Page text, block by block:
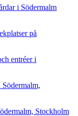
i Södermalm
på
entréer i
Stockholm